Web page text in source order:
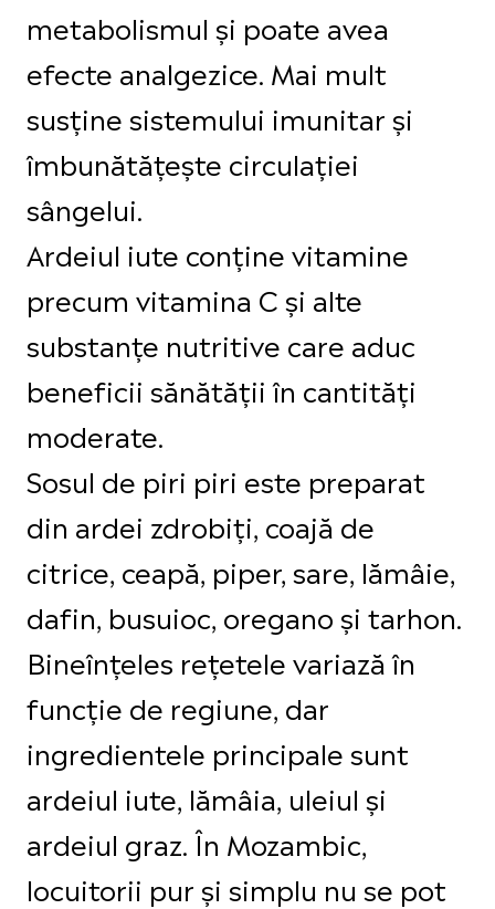
metabolismul și poate avea
efecte analgezice. Mai mult
susține sistemului imunitar și
îmbunătățește circulației
sângelui.
Ardeiul iute conține vitamine
precum vitamina C și alte
substanțe nutritive care aduc
beneficii sănătății în cantități
moderate.
Sosul de piri piri este preparat
din ardei zdrobiți, coajă de
citrice, ceapă, piper, sare, lămâie,
dafin, busuioc, oregano și tarhon.
Bineînțeles rețetele variază în
funcție de regiune, dar
ingredientele principale sunt
ardeiul iute, lămâia, uleiul și
ardeiul graz. În Mozambic,
locuitorii pur și simplu nu se pot